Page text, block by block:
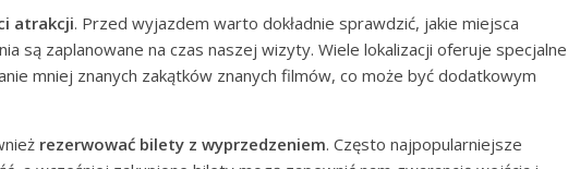
atrakcji. Przed wyjazdem warto dokładnie sprawdzić, jakie miejsca
są zaplanowane na czas naszej wizyty. Wiele lokalizacji oferuje specjalne
mniej znanych zakątków znanych filmów, co może być dodatkowym
rezerwować bilety z wyprzedzeniem. Często najpopularniejsze